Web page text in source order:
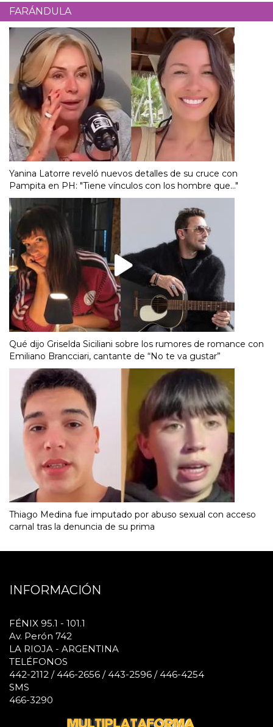
FARÁNDULA
Yanina Latorre reveló nuevos detalles de su cruce con
Pampita en PH: "Tiene vínculos con los hombre que..."
Qué dijo Griselda Siciliani sobre los rumores de romance con
Emiliano Brancciari, cantante de “No te va gustar”
Thiago Medina fue imputado por abuso sexual con acceso
carnal tras la denuncia de su prima
INFORMACIÓN
FÉNIX 95.1 - 101.1
Av. Perón 742
LA RIOJA - ARGENTINA
TELÉFONOS
442-2112 / 446-2656 / 443-2596 / 446-4254
SMS
466-3290